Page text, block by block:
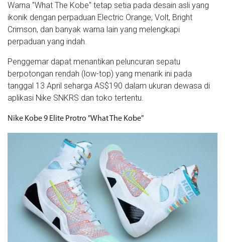
Warna "What The Kobe" tetap setia pada desain asli yang
ikonik dengan perpaduan Electric Orange, Volt, Bright
Crimson, dan banyak warna lain yang melengkapi
perpaduan yang indah.
Penggemar dapat menantikan peluncuran sepatu
berpotongan rendah (low-top) yang menarik ini pada
tanggal 13 April seharga AS$190 dalam ukuran dewasa di
aplikasi Nike SNKRS dan toko tertentu.
Nike Kobe 9 Elite Protro "What The Kobe"